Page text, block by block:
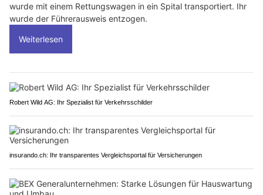
wurde mit einem Rettungswagen in ein Spital transportiert. Ihr
wurde der Führerausweis entzogen.
Weiterlesen
Robert Wild AG: Ihr Spezialist für Verkehrsschilder
insurando.ch: Ihr transparentes Vergleichsportal für Versicherungen